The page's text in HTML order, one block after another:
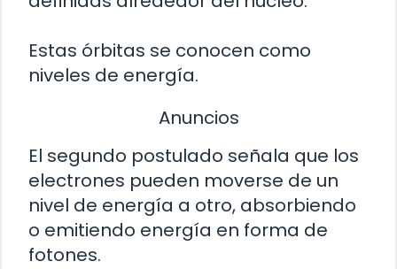
Estas órbitas se conocen como
niveles de energía.
Anuncios
El segundo postulado señala que los
electrones pueden moverse de un
nivel de energía a otro, absorbiendo
o emitiendo energía en forma de
fotones.